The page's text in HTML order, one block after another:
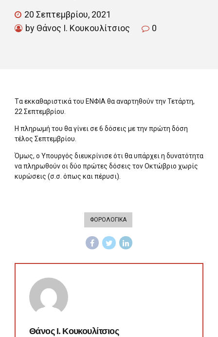
20 Σεπτεμβρίου, 2021
by Θάνος Ι. Κουκουλίτσιος
0
Tα εκκαθαριστικά του ΕΝΦΙΑ θα αναρτηθούν την Τετάρτη,
22 Σεπτεμβρίου.
Η πληρωμή του θα γίνει σε 6 δόσεις με την πρώτη δόση
τέλος Σεπτεμβρίου.
Όμως, ο Υπουργός διευκρίνισε ότι θα υπάρχει η δυνατότητα
να πληρωθούν οι δύο πρώτες δόσεις τον Οκτώβριο χωρίς
κυρώσεις (σ.σ. όπως και πέρυσι).
ΦΟΡΟΛΟΓΙΚΑ
Θάνος Ι. Κουκουλίτσιος